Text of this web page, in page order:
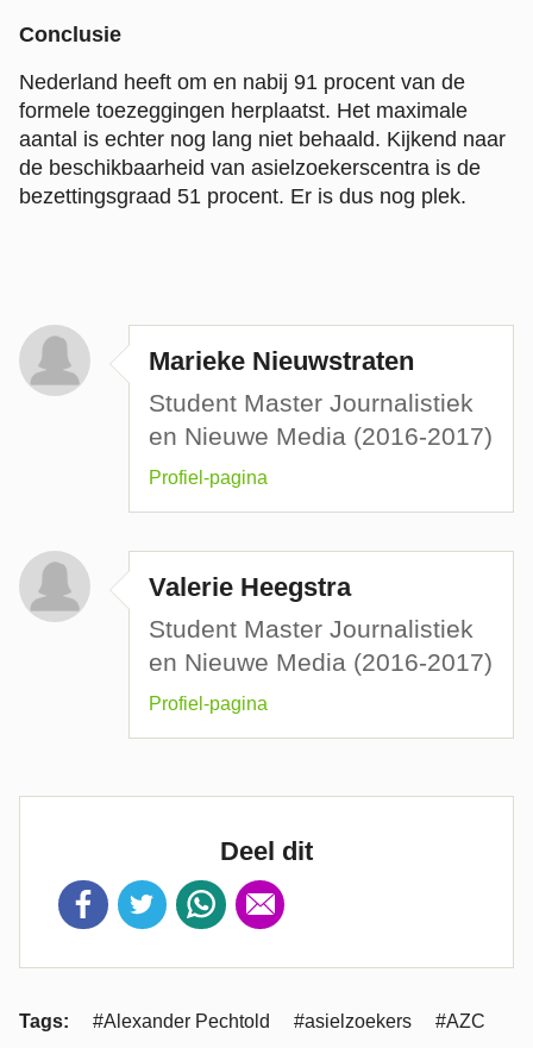
Conclusie
Nederland heeft om en nabij 91 procent van de
formele toezeggingen herplaatst. Het maximale
aantal is echter nog lang niet behaald. Kijkend naar
de beschikbaarheid van asielzoekerscentra is de
bezettingsgraad 51 procent. Er is dus nog plek.
Marieke Nieuwstraten
Student Master Journalistiek
en Nieuwe Media (2016-2017)
Profiel-pagina
Valerie Heegstra
Student Master Journalistiek
en Nieuwe Media (2016-2017)
Profiel-pagina
Deel dit
Tags: #Alexander Pechtold #asielzoekers #AZC